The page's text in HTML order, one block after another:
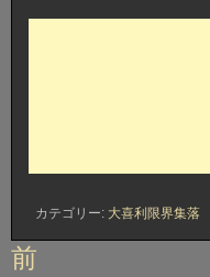
カテゴリー: 大喜利限界集落
投
前